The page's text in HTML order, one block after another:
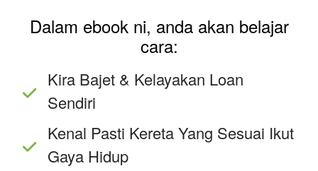
Dalam ebook ni, anda akan belajar
cara:
Kira Bajet & Kelayakan Loan
Sendiri
Kenal Pasti Kereta Yang Sesuai Ikut
Gaya Hidup